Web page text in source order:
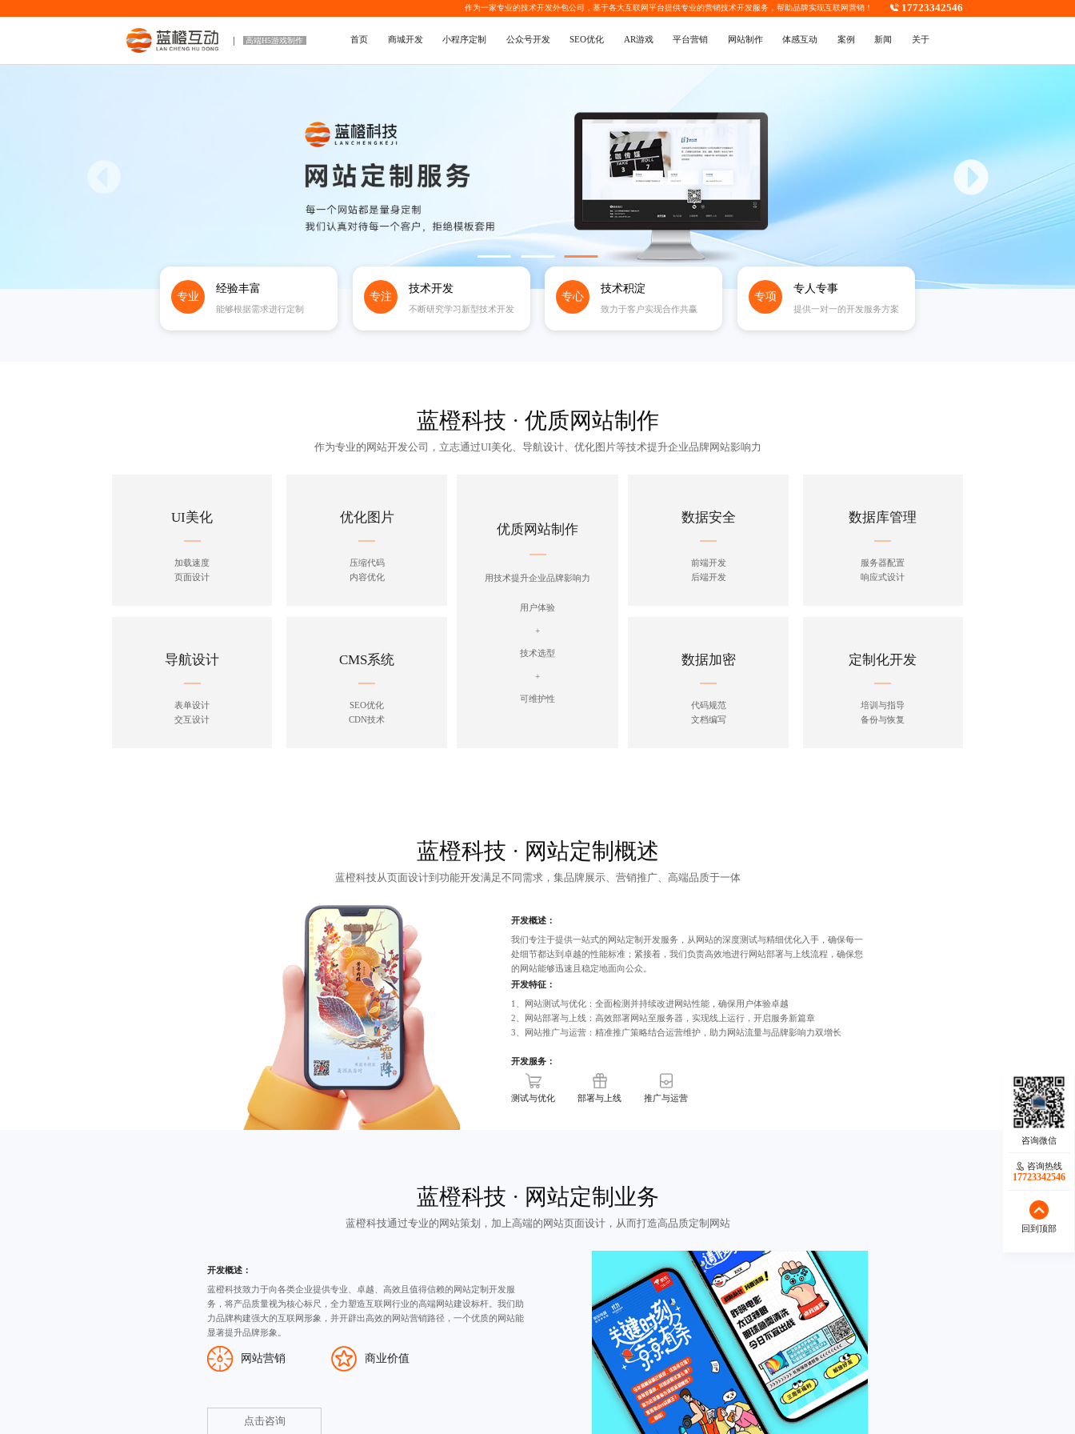
作为一家专业的技术开发外包公司 ，基于各大互联网平台提供专业的营销技术开发服务，帮助品牌实现互联网营销！ 17723342546
高端H5游戏制作 首页 商城开发 小程序定制 公众号开发 SEO优化 AR游戏 平台营销 网站制作 体感互动 案例 新闻 关于
专业
经验丰富
能够根据需求进行定制
专注
技术开发
不断研究学习新型技术开发
专心
技术积淀
致力于客户实现合作共赢
专项
专人专事
提供一对一的开发服务方案
蓝橙科技 · 优质网站制作
作为专业的 网站开发公司 ，立志通过UI美化、导航设计、优化图片等技术提升企业品牌网站影响力
UI美化
加载速度
页面设计
优化图片
压缩代码
内容优化
导航设计
表单设计
交互设计
CMS系统
SEO优化
CDN技术
优质网站制作
用技术提升企业品牌影响力
用户体验
+
技术选型
+
可维护性
数据安全
前端开发
后端开发
数据库管理
服务器配置
响应式设计
数据加密
代码规范
文档编写
定制化开发
培训与指导
备份与恢复
蓝橙科技 · 网站定制概述
蓝橙科技从页面设计到功能开发满足不同需求，集品牌展示、营销推广、高端品质于一体
开发概述：
我们专注于提供一站式的网站定制开发服务，从网站的深度测试与精细优化入手，确保每一
处细节都达到卓越的性能标准；紧接着，我们负责高效地进行网站部署与上线流程，确保您
的网站能够迅速且稳定地面向公众。
开发特征：
1、网站测试与优化：全面检测并持续改进网站性能，确保用户体验卓越
2、网站部署与上线：高效部署网站至服务器，实现线上运行，开启服务新篇章
3、网站推广与运营：精准推广策略结合运营维护，助力网站流量与品牌影响力双增长
开发服务：
测试与优化 部署与上线 推广与运营
蓝橙科技 · 网站定制业务
蓝橙科技通过专业的网站策划，加上高端的 网站页面设计，从而打造高品质定制网站
开发概述：
蓝橙科技致力于向各类企业提供专业、卓越、高效且值得信赖的网站定制开发服
务，将产品质量视为核心标尺，全力塑造互联网行业的高端网站建设标杆。我们助
力品牌构建强大的互联网形象，并开辟出高效的网站营销路径，一个优质的网站能
显著提升品牌形象。
网站营销 商业价值
点击咨询
咨询热线
17723342546
回到顶部